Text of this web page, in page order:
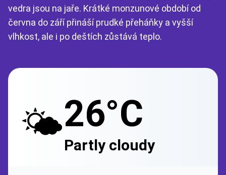
vedra jsou na jaře. Krátké monzunové období od
června do září přináší prudké přeháňky a vyšší
vlhkost, ale i po deštích zůstává teplo.
🌤️26°C
Partly cloudy